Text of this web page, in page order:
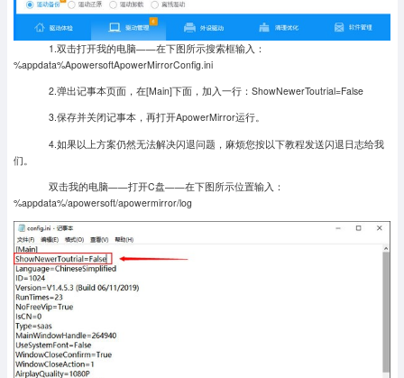
1.双击打开我的电脑——在下图所示搜索框输入：
%appdata%ApowersoftApowerMirrorConfig.ini
2.弹出记事本页面，在[Main]下面，加入一行：ShowNewerToutrial=False
3.保存并关闭记事本，再打开ApowerMirror运行。
4.如果以上方案仍然无法解决闪退问题，麻烦您按以下教程发送闪退日志给我
们。
双击我的电脑——打开C盘——在下图所示位置输入：
%appdata%/apowersoft/apowermirror/log